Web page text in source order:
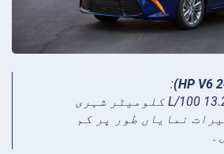
:
نمایاں طور پر کم